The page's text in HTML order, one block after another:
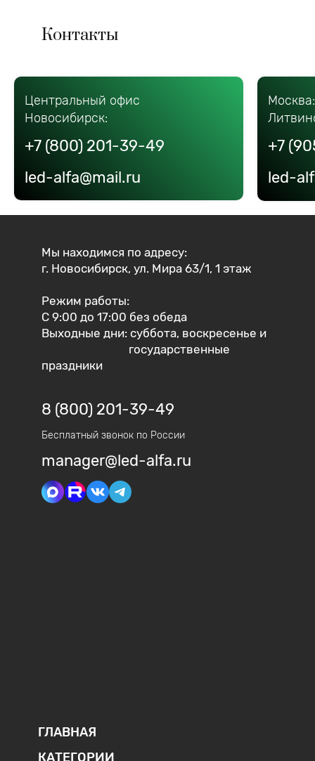
Контакты
Центральный офис
Новосибирск:
+7 (800) 201-39-49
led-alfa@mail.ru
Москва:
+7
led-
Мы находимся по адресу:
г. Новосибирск, ул. Мира 63/1, 1 этаж
Режим работы:
С 9:00 до 17:00 без обеда
Выходные дни: суббота, воскресенье и
государственные
праздники
8 (800) 201-39-49
Бесплатный звонок по России
manager@led-alfa.ru
ГЛАВНАЯ
КАТЕГОРИИ